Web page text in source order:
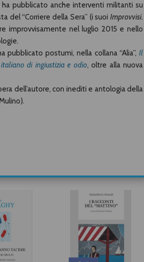
ha pubblicato anche interventi militanti su
del “Corriere della Sera” (i suoi Improvvisi.
improvvisamente nel luglio 2015 e nello
postumi, nella collana “Alia”, Il
di ingiustizia e odio, oltre alla nuova
dell’autore, con inediti e antologia della